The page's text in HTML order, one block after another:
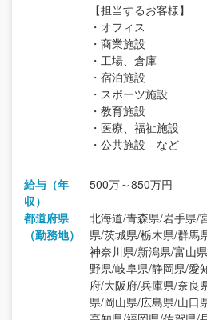
【担当するお客様】
・オフィス
・商業施設
・工場、倉庫
・宿泊施設
・スポーツ施設
・教育施設
・医療、福祉施設
・公共施設 など
給与（年
収）
500万～850万円
都道府県
（勤務地）
北海道/青森県/岩手県/
県/茨城県/栃木県/群馬
神奈川県/新潟県/富山
野県/岐阜県/静岡県/愛
府/大阪府/兵庫県/奈良
県/岡山県/広島県/山口